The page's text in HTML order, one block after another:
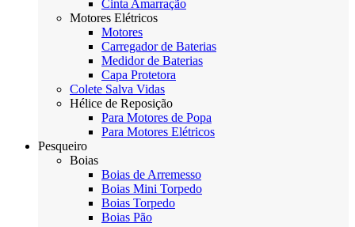
Cinta Amarração
Motores Elétricos
Motores
Carregador de Baterias
Medidor de Baterias
Capa Protetora
Colete Salva Vidas
Hélice de Reposição
Para Motores de Popa
Para Motores Elétricos
Pesqueiro
Boias
Boias de Arremesso
Boias Mini Torpedo
Boias Torpedo
Boias Pão